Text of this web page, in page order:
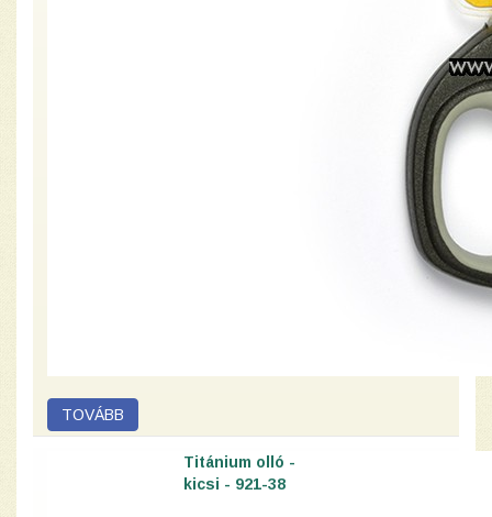
Titánium olló -
kicsi - 921-38